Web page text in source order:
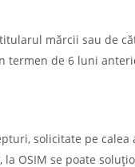
mărcii sau de
termen de 6 luni
solicitate pe
OSIM se poate